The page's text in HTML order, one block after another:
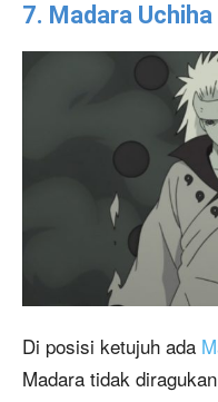
7. Madara Uchiha
Di posisi ketujuh ada
Madara tidak